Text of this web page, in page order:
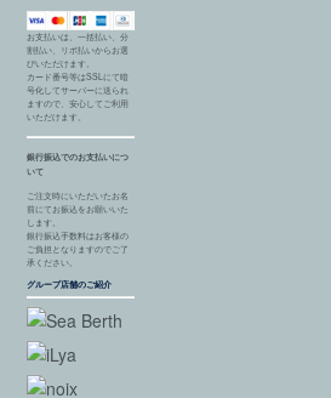
お支払いは、一括払い、分
割払い、リボ払いからお選
びいただけます。
カード番号等はSSLにて暗
号化してサーバーに送られ
ますので、安心してご利用
いただけます。
銀行振込でのお支払いにつ
いて
ご注文時にいただいたお名
前にてお振込をお願いいた
します。
銀行振込手数料はお客様の
ご負担となりますのでご了
承ください。
グループ店舗のご紹介